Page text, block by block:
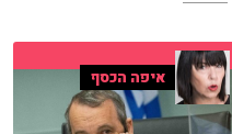
איפה הכסף